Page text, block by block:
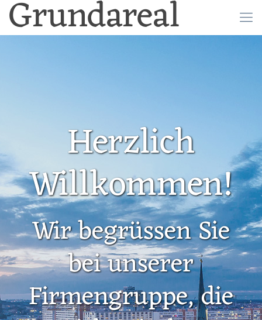
Grundareal
Herzlich
Willkommen!
Wir begrüssen Sie
bei unserer
Firmengruppe, die